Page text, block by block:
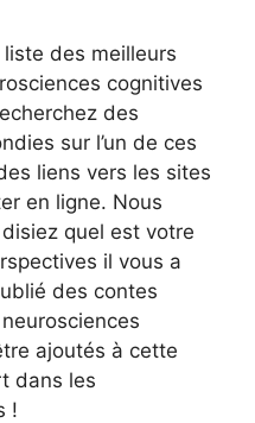
des meilleurs
cognitives
des
sur l’un de ces
liens vers les sites
en ligne. Nous
quel est votre
il vous a
des contes
ajoutés à cette
dans les
!